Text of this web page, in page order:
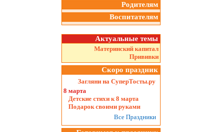
Родителям
Воспитателям
Актуальные темы
Материнский капитал
Прививки
Скоро праздник
Загляни на СуперТосты.ру
8 марта
Детские стихи к 8 марта
Подарок своими руками
Все Праздники